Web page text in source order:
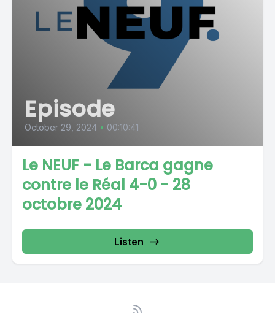
Episode
October 29, 2024 • 00:10:41
Le NEUF - Le Barca gagne
contre le Réal 4-0 - 28
octobre 2024
Listen